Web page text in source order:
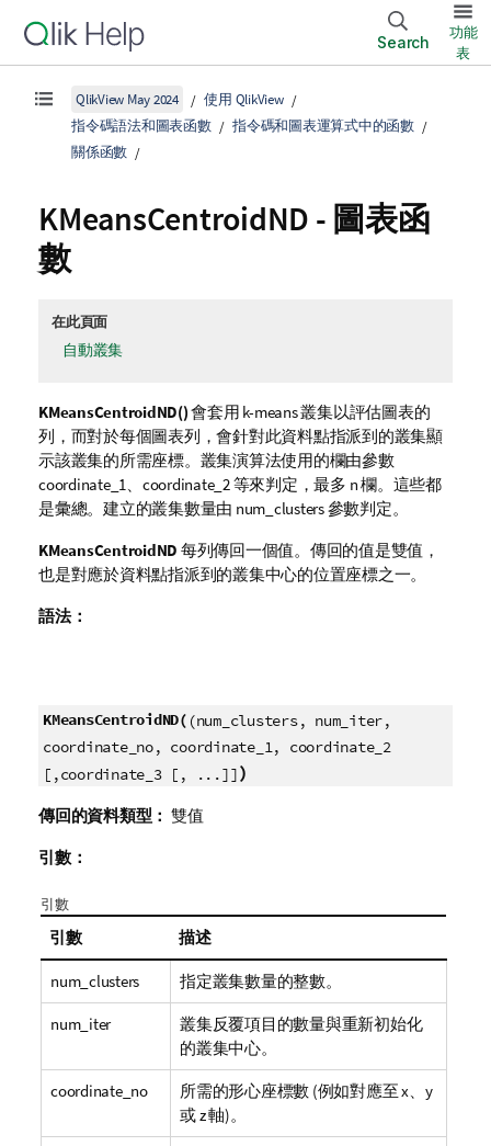
Search
功能
表
QlikView May 2024
使用 QlikView
指令碼語法和圖表函數
指令碼和圖表運算式中的函數
關係函數
KMeansCentroidND - 圖表函
數
在此頁面
自動叢集
KMeansCentroidND()會套用 k-means 叢集以評估圖表的
列，而對於每個圖表列，會針對此資料點指派到的叢集顯
示該叢集的所需座標。叢集演算法使用的欄由參數
coordinate_1、coordinate_2 等來判定，最多 n 欄。這些都
是彙總。建立的叢集數量由 num_clusters 參數判定。
KMeansCentroidND 每列傳回一個值。傳回的值是雙值，
也是對應於資料點指派到的叢集中心的位置座標之一。
語法：
KMeansCentroidND( (num_clusters, num_iter,
coordinate_no, coordinate_1, coordinate_2
[,coordinate_3 [, ...]])
傳回的資料類型： 雙值
引數：
引數
引數 描述
num_clusters 指定叢集數量的整數。
num_iter
叢集反覆項目的數量與重新初始化
的叢集中心。
coordinate_no
所需的形心座標數 (例如對應至 x、y
或 z 軸)。